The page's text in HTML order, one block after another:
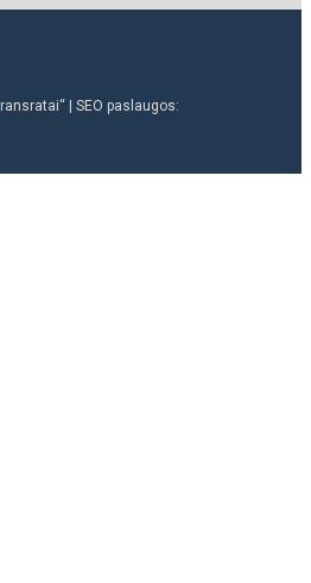
| SEO paslaugos: